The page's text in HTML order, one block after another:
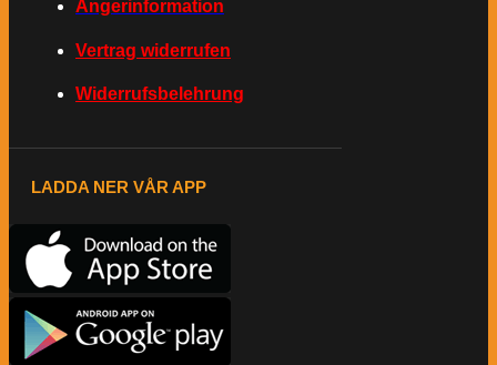
Ångerinformation
Vertrag widerrufen
Widerrufsbelehrung
LADDA NER VÅR APP